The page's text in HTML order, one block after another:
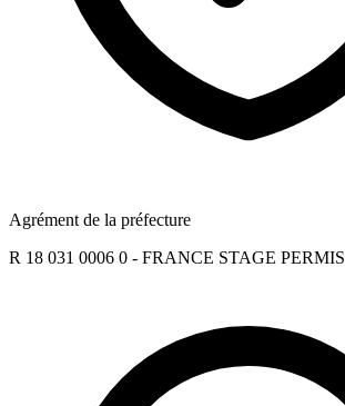
Agrément de la préfecture
R 18 031 0006 0 - FRANCE STAGE PERMIS